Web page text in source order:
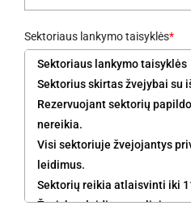
Sektoriaus lankymo taisyklės*